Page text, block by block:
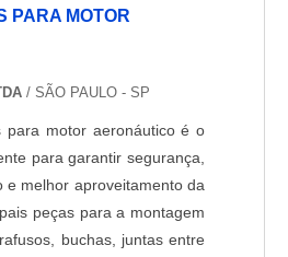
PARA MOTOR
/ SÃO PAULO - SP
para motor aeronáutico é o
para garantir segurança,
e melhor aproveitamento da
peças para a montagem
buchas, juntas entre